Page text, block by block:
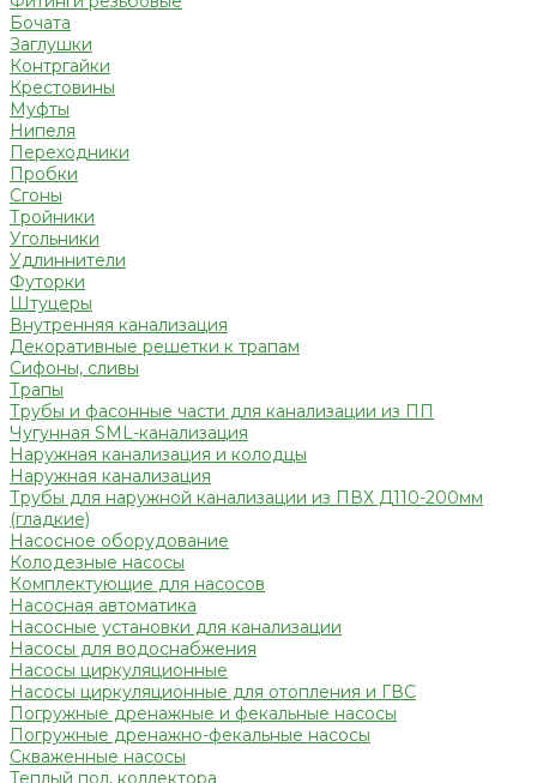
Бочата
Заглушки
Контргайки
Крестовины
Муфты
Нипеля
Переходники
Пробки
Сгоны
Тройники
Угольники
Удлиннители
Футорки
Штуцеры
Внутренняя канализация
Декоративные решетки к трапам
Сифоны, сливы
Трапы
Трубы и фасонные части для канализации из ПП
Чугунная SML-канализация
Наружная канализация и колодцы
Наружная канализация
Трубы для наружной канализации из ПВХ Д110-200мм
(гладкие)
Насосное оборудование
Колодезные насосы
Комплектующие для насосов
Насосная автоматика
Насосные установки для канализации
Насосы для водоснабжения
Насосы циркуляционные
Насосы циркуляционные для отопления и ГВС
Погружные дренажные и фекальные насосы
Погружные дренажно-фекальные насосы
Скваженные насосы
Теплый пол, коллектора